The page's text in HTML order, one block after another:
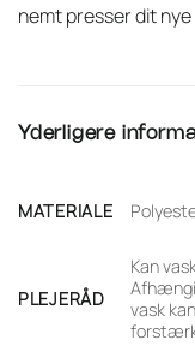
nemt presser dit
Yderligere
MATERIALE
PLEJERÅD
Kan
vask